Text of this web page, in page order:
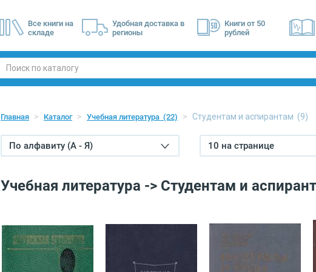
Все книги на
складе
Удобная доставка в
регионы
Книги от 50
рублей
Главная Каталог Учебная литература (22) Студентам и аспирантам (9)
По алфавиту (А - Я) 10 на странице
Учебная литература -> Студентам и